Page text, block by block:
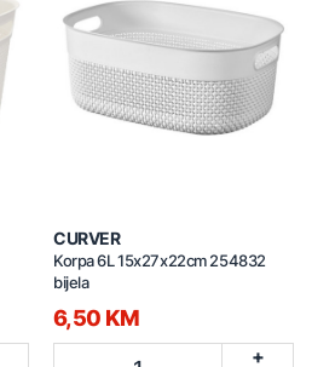
CURVER
Korpa 6L 15x27x22cm 254832
bijela
6,50 KM
+